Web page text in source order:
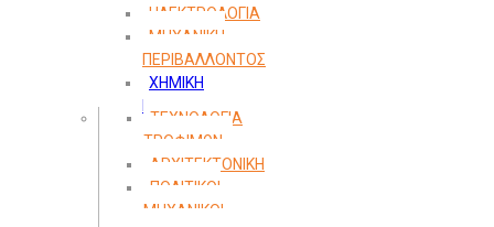
ΗΛΕΚΤΡΟΛΟΓΙΑ
ΜΗΧΑΝΙΚΗ
ΠΕΡΙΒΑΛΛΟΝΤΟΣ
ΧΗΜΙΚΗ
ΤΕΧΝΟΛΟΓΙΑ
ΤΡΟΦΙΜΩΝ
ΑΡΧΙΤΕΚΤΟΝΙΚΗ
ΠΟΛΙΤΙΚΟΙ
ΜΗΧΑΝΙΚΟΙ